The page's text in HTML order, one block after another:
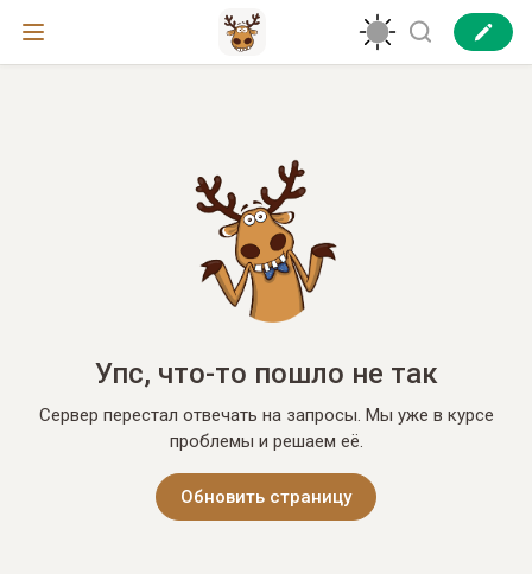
Упс, что-то пошло не так
Сервер перестал отвечать на запросы. Мы уже в курсе
проблемы и решаем её.
Обновить страницу